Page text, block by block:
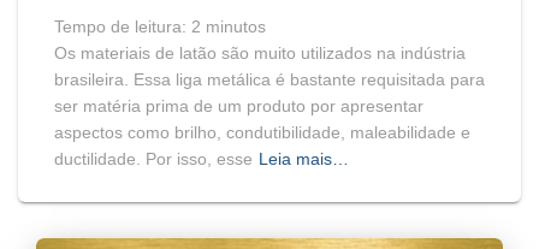
Tempo de leitura: 2 minutos
Os materiais de latão são muito utilizados na indústria
brasileira. Essa liga metálica é bastante requisitada para
ser matéria prima de um produto por apresentar
aspectos como brilho, condutibilidade, maleabilidade e
ductilidade. Por isso, esse Leia mais…